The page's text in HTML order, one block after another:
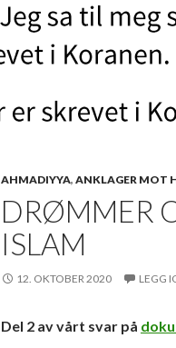
AHMADIYYA, ANKLAGER MOT
DRØMMER
ISLAM
12. OKTOBER 2020 LEGG
Del 2 av vårt svar på